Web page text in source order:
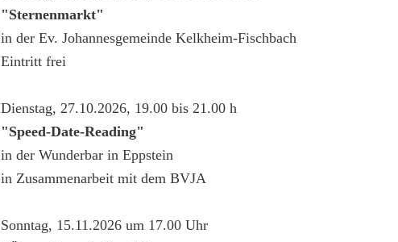
"Sternenmarkt"
in der Ev. Johannesgemeinde Kelkheim-Fischbach
Eintritt frei
Dienstag, 27.10.2026, 19.00 bis 21.00 h
"Speed-Date-Reading"
in der Wunderbar in Eppstein
in Zusammenarbeit mit dem BVJA
Sonntag, 15.11.2026 um 17.00 Uhr